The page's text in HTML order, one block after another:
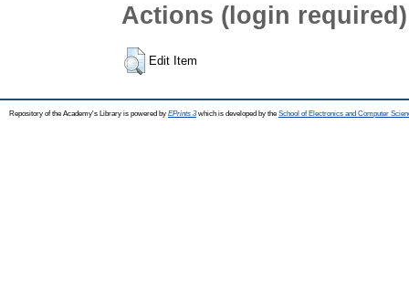
Actions (login required)
Edit Item
Repository of the Academy's Library is powered by EPrints 3which is developed by the School of Electronics and Computer